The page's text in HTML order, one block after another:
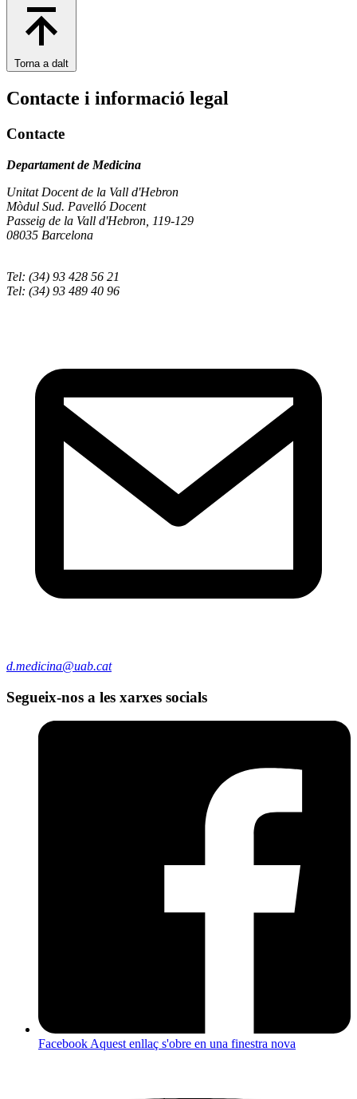
Torna a dalt
Contacte i informació legal
Contacte
Departament de Medicina
Unitat Docent de la Vall d'Hebron
Mòdul Sud. Pavelló Docent
Passeig de la Vall d'Hebron, 119-129
08035 Barcelona
Tel: (34) 93 428 56 21
Tel: (34) 93 489 40 96
d.medicina@uab.cat
Segueix-nos a les xarxes socials
FacebookAquest enllaç s'obre en una finestra nova